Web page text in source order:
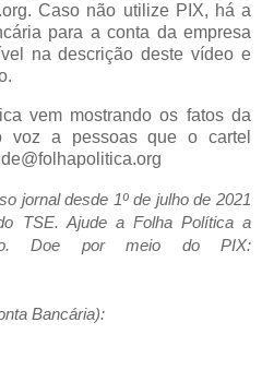
Caso não utilize PIX, há a
para a conta da empresa
na descrição deste vídeo e
vem mostrando os fatos da
voz a pessoas que o cartel
jornal desde 1º de julho de 2021
TSE. Ajude a Folha Política a
Doe por meio do PIX:
Bancária):